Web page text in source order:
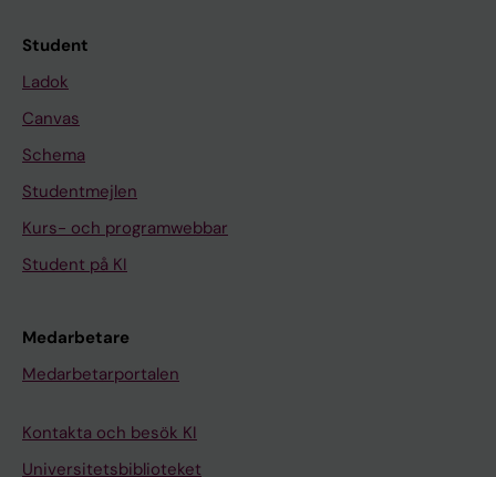
Student
Ladok
Canvas
Schema
Studentmejlen
Kurs- och programwebbar
Student på KI
Medarbetare
Medarbetarportalen
Kontakta och besök KI
Universitetsbiblioteket